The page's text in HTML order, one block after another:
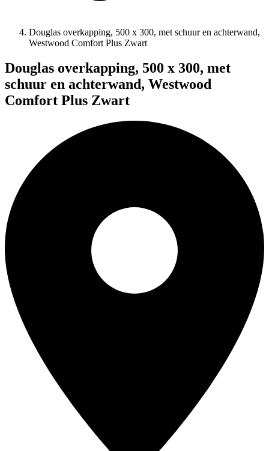
Douglas overkapping, 500 x 300, met schuur en achterwand,
Westwood Comfort Plus Zwart
Douglas overkapping, 500 x 300, met
schuur en achterwand, Westwood
Comfort Plus Zwart